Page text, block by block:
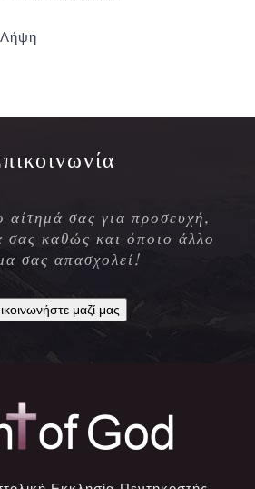
Λήψη
αίτημά σας για προσευχή,
σας καθώς και όποιο άλλο
σας απασχολεί!
μαζί μας